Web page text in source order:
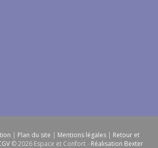
| Plan du site | Mentions légales | Retour et
© 2026 Espace et Confort - Réalisation Bexter